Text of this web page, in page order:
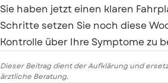
Sie haben jetzt einen klaren
Schritte setzen Sie noch diese
Kontrolle über Ihre Symptome zu
Dieser Beitrag dient der Aufklärung und
ärztliche Beratung.